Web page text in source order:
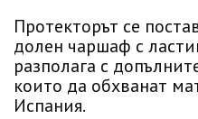
Протекторът се
долен чаршаф с
разполага с
които да обхванат
Испания.